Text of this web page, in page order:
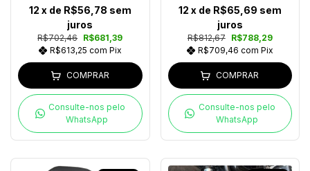
R$702,46 R$681,39
R$613,25 com Pix
12 x de R$56,78 sem
juros
COMPRAR
Consulte-nos pelo
WhatsApp
R$812,67
R$788,29
R$709,46 com Pix
12 x de R$65,69 sem
juros
COMPRAR
Consulte-nos pelo
WhatsApp